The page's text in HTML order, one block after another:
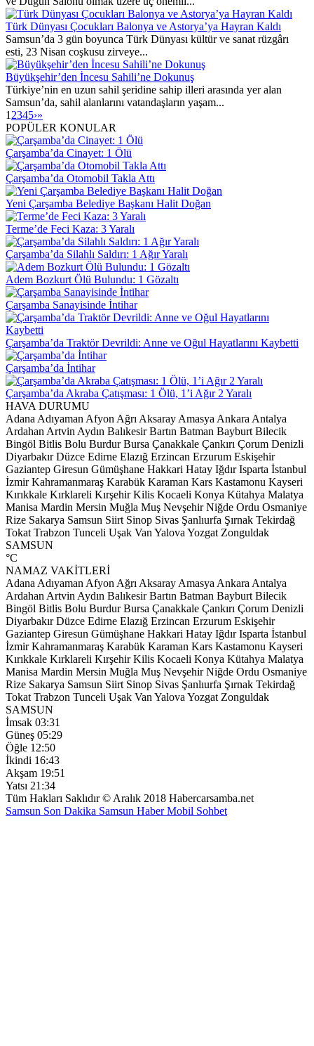
Türk Dünyası Çocukları Balonya ve Astorya’ya Hayran Kaldı
Samsun’da 3 gün boyunca Türk Dünyası kültür ve sanat rüzgârı
esti, 23 Nisan coşkusu zirveye...
Büyükşehir’den İncesu Sahili’ne Dokunuş
Türkiye’nin en uzun sahil şeridine sahip illeri arasında yer alan
Samsun’da, sahil alanlarını vatandaşların yaşam...
1 2345›»
POPÜLER KONULAR
Çarşamba’da Cinayet: 1 Ölü
Çarşamba’da Otomobil Takla Attı
Yeni Çarşamba Belediye Başkanı Halit Doğan
Terme’de Feci Kaza: 3 Yaralı
Çarşamba’da Silahlı Saldırı: 1 Ağır Yaralı
Adem Bozkurt Ölü Bulundu: 1 Gözaltı
Çarşamba Sanayisinde İntihar
Çarşamba’da Traktör Devrildi: Anne ve Oğul Hayatlarını Kaybetti
Çarşamba’da İntihar
Çarşamba’da Akraba Çatışması: 1 Ölü, 1’i Ağır 2 Yaralı
HAVA DURUMU
Adana Adıyaman Afyon Ağrı Aksaray Amasya Ankara Antalya
Ardahan Artvin Aydın Balıkesir Bartın Batman Bayburt Bilecik
Bingöl Bitlis Bolu Burdur Bursa Çanakkale Çankırı Çorum Denizli
Diyarbakır Düzce Edirne Elazığ Erzincan Erzurum Eskişehir
Gaziantep Giresun Gümüşhane Hakkari Hatay Iğdır Isparta İstanbul
İzmir Kahramanmaraş Karabük Karaman Kars Kastamonu Kayseri
Kırıkkale Kırklareli Kırşehir Kilis Kocaeli Konya Kütahya Malatya
Manisa Mardin Mersin Muğla Muş Nevşehir Niğde Ordu Osmaniye
Rize Sakarya Samsun Siirt Sinop Sivas Şanlıurfa Şırnak Tekirdağ
Tokat Trabzon Tunceli Uşak Van Yalova Yozgat Zonguldak
SAMSUN
°C
NAMAZ VAKİTLERİ
Adana Adıyaman Afyon Ağrı Aksaray Amasya Ankara Antalya
Ardahan Artvin Aydın Balıkesir Bartın Batman Bayburt Bilecik
Bingöl Bitlis Bolu Burdur Bursa Çanakkale Çankırı Çorum Denizli
Diyarbakır Düzce Edirne Elazığ Erzincan Erzurum Eskişehir
Gaziantep Giresun Gümüşhane Hakkari Hatay Iğdır Isparta İstanbul
İzmir Kahramanmaraş Karabük Karaman Kars Kastamonu Kayseri
Kırıkkale Kırklareli Kırşehir Kilis Kocaeli Konya Kütahya Malatya
Manisa Mardin Mersin Muğla Muş Nevşehir Niğde Ordu Osmaniye
Rize Sakarya Samsun Siirt Sinop Sivas Şanlıurfa Şırnak Tekirdağ
Tokat Trabzon Tunceli Uşak Van Yalova Yozgat Zonguldak
SAMSUN
İmsak 03:31
Güneş 05:29
Öğle 12:50
İkindi 16:43
Akşam 19:51
Yatsı 21:34
Tüm Hakları Saklıdır © Aralık 2018 Habercarsamba.net
Samsun Son Dakika Samsun HaberMobil Sohbet